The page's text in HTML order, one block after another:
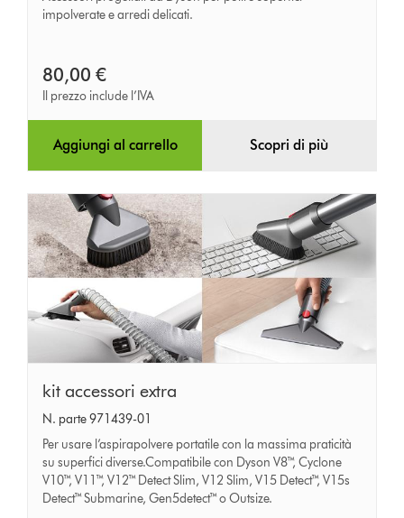
arredamento
impolverate e arredi delicati.
80,00 €
Il prezzo include l’IVA
Aggiungi al carrello Scopri di più
kit
accessori
extra
kit accessori extra
N. parte 971439-01
Per usare l’aspirapolvere portatile con la massima praticità
su superfici diverse.Compatibile con Dyson V8™, Cyclone
V10™, V11™, V12™ Detect Slim, V12 Slim, V15 Detect™, V15s
Detect™ Submarine, Gen5detect™ o Outsize.